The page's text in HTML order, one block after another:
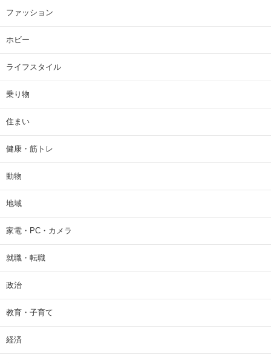
ファッション
ホビー
ライフスタイル
乗り物
住まい
健康・筋トレ
動物
地域
家電・PC・カメラ
就職・転職
政治
教育・子育て
経済